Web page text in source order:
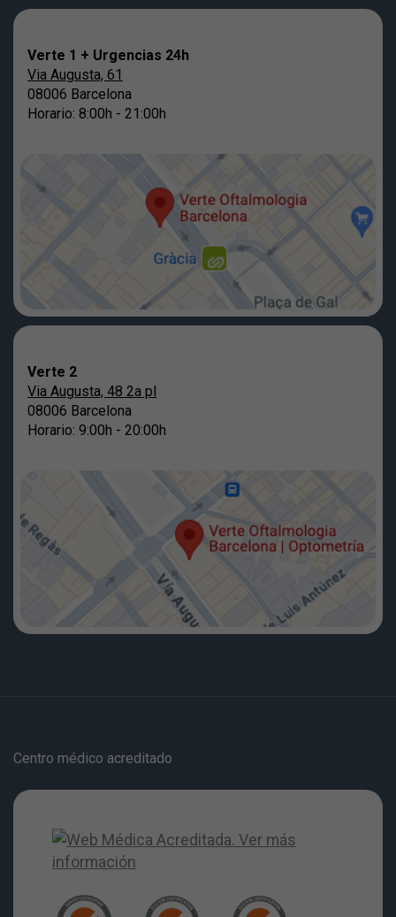
Verte 1 + Urgencias 24h
Via Augusta, 61
08006 Barcelona
Horario: 8:00h - 21:00h
Verte 2
Via Augusta, 48 2a pl
08006 Barcelona
Horario: 9:00h - 20:00h
Centro médico acreditado